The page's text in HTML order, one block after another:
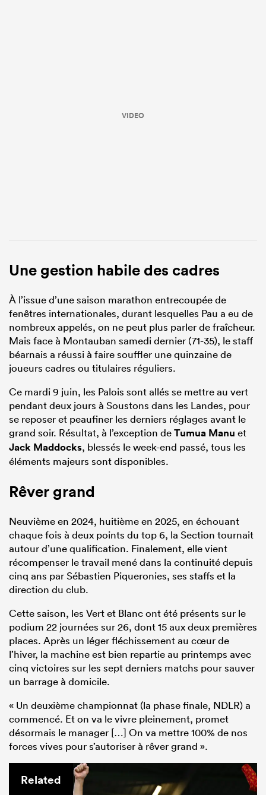
VIDEO
Une gestion habile des cadres
À l’issue d’une saison marathon entrecoupée de
fenêtres internationales, durant lesquelles Pau a eu de
nombreux appelés, on ne peut plus parler de fraîcheur.
Mais face à Montauban samedi dernier (71-35), le staff
béarnais a réussi à faire souffler une quinzaine de
joueurs cadres ou titulaires réguliers.
Ce mardi 9 juin, les Palois sont allés se mettre au vert
pendant deux jours à Soustons dans les Landes, pour
se reposer et peaufiner les derniers réglages avant le
grand soir. Résultat, à l’exception deTumua Manu et
Jack Maddocks, blessés le week-end passé, tous les
éléments majeurs sont disponibles.
Rêver grand
Neuvième en 2024, huitième en 2025, en échouant
chaque fois à deux points du top 6, la Section tournait
autour d’une qualification. Finalement, elle vient
récompenser le travail mené dans la continuité depuis
cinq ans par Sébastien Piqueronies, ses staffs et la
direction du club.
Cette saison, les Vert et Blanc ont été présents sur le
podium 22 journées sur 26, dont 15 aux deux premières
places. Après un léger fléchissement au cœur de
l’hiver, la machine est bien repartie au printemps avec
cinq victoires sur les sept derniers matchs pour sauver
un barrage à domicile.
« Un deuxième championnat (la phase finale, NDLR) a
commencé. Et on va le vivre pleinement, promet
désormais le manager […] On va mettre 100% de nos
forces vives pour s’autoriser à rêver grand ».
Related